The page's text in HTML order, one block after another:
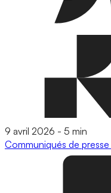
9 avril 2026 - 5 min
Communiqués de presse